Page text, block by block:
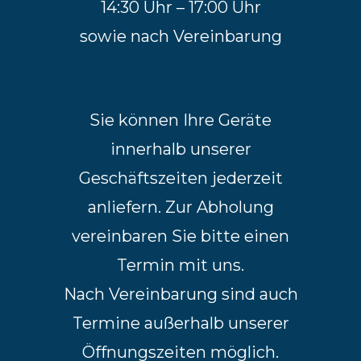
14:30 Uhr – 17:00 Uhr
sowie nach Vereinbarung
Sie können Ihre Geräte
innerhalb unserer
Geschäftszeiten jederzeit
anliefern. Zur Abholung
vereinbaren Sie bitte einen
Termin mit uns.
Nach Vereinbarung sind auch
Termine außerhalb unserer
Öffnungszeiten möglich.